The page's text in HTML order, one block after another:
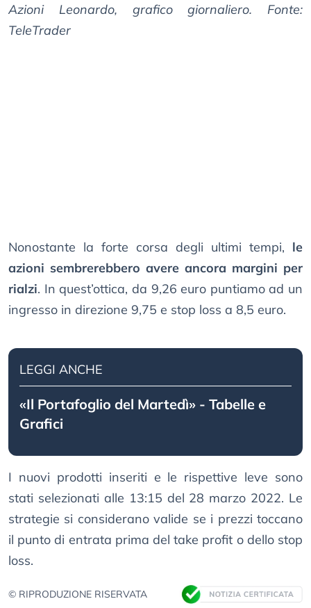
Azioni Leonardo, grafico giornaliero. Fonte:
TeleTrader
Nonostante la forte corsa degli ultimi tempi, le
azioni sembrerebbero avere ancora margini per
rialzi. In quest’ottica, da 9,26 euro puntiamo ad un
ingresso in direzione 9,75 e stop loss a 8,5 euro.
LEGGI ANCHE
«Il Portafoglio del Martedì» - Tabelle e
Grafici
I nuovi prodotti inseriti e le rispettive leve sono
stati selezionati alle 13:15 del 28 marzo 2022. Le
strategie si considerano valide se i prezzi toccano
il punto di entrata prima del take profit o dello stop
loss.
© RIPRODUZIONE RISERVATA